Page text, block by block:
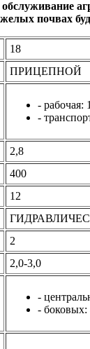
борону от
18
ПРИЦЕПНОЙ
- рабочая:
2,8
400
12
2
2,0-3,0
-